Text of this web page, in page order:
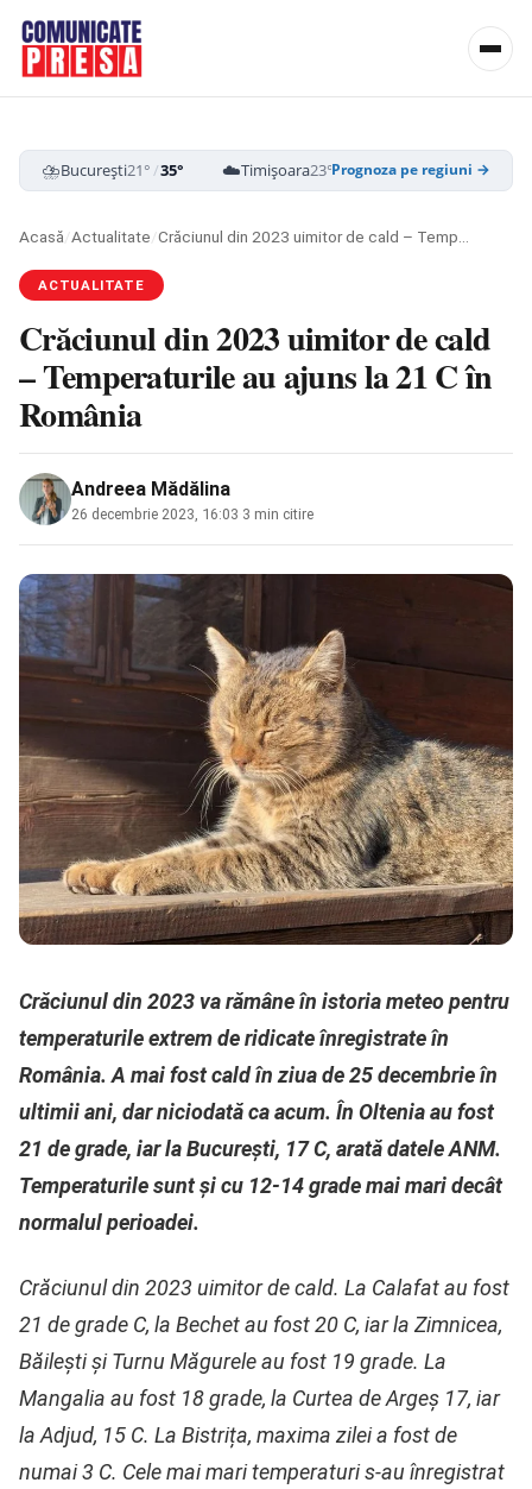
⛈️București21°/35° ☁️Timișoara23°/38° ⛈️Cluj-Napoca
Prognoza pe regiuni →
Acasă/Actualitate/
ACTUALITATE
Crăciunul din 2023 uimitor de cald
– Temperaturile au ajuns la 21 C în
România
Andreea Mădălina
26 decembrie 2023, 16:03 3 min citire
​Crăciunul din 2023 va rămâne în istoria meteo pentru
temperaturile extrem de ridicate înregistrate în
România. A mai fost cald în ziua de 25 decembrie în
ultimii ani, dar niciodată ca acum. În Oltenia au fost
21 de grade, iar la București, 17 C, arată datele ANM.
Temperaturile sunt și cu 12-14 grade mai mari decât
normalul perioadei.
Crăciunul din 2023 uimitor de cald. La Calafat au fost
21 de grade C, la Bechet au fost 20 C, iar la Zimnicea,
Băilești și Turnu Măgurele au fost 19 grade. La
Mangalia au fost 18 grade, la Curtea de Argeș 17, iar
la Adjud, 15 C. La Bistrița, maxima zilei a fost de
numai 3 C. Cele mai mari temperaturi s-au înregistrat